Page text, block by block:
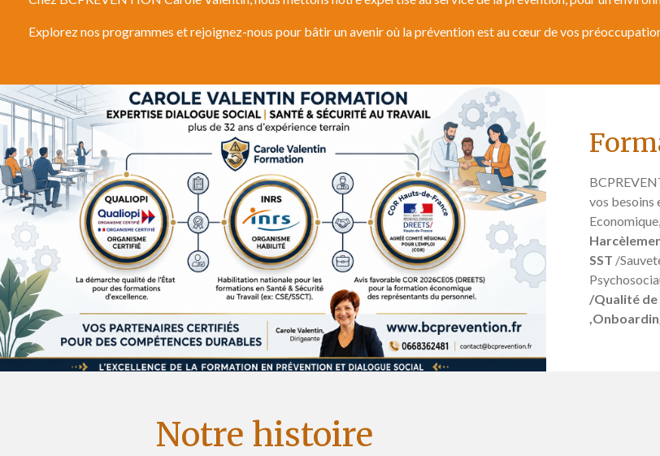
Explorez nos programmes et rejoignez-nous pour bâtir un avenir où la prévention est au cœur de vos
vos besoins
Economique,
SST /
/Qualité de
Notre histoire